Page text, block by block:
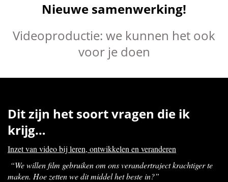
Nieuwe samenwerking!
Videoproductie: we kunnen het ook
voor je doen
Dit zijn het soort vragen die ik
krijg…
Inzet van video bij leren, ontwikkelen en veranderen
“We willen film gebruiken om ons verandertraject krachtiger te
maken. Hoe zetten we dit middel het beste in?”